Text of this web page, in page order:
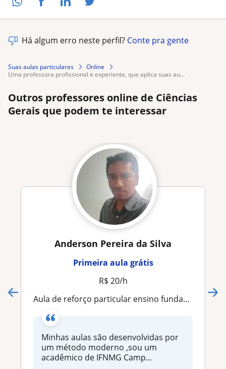
Há algum erro neste perfil? Conte pra gente
Suas aulas particulares
Online
uma professora profissional e experiente, que aplica suas au...
Outros professores online de Ciências
Gerais que podem te interessar
Anderson Pereira da Silva
Primeira aula grátis
R$ 20/h
Aula de reforço particular ensino fundamental 6° ao 9° ano
Minhas aulas são desenvolvidas por
um método moderno ,sou um
acadêmico de IFNMG Camp...